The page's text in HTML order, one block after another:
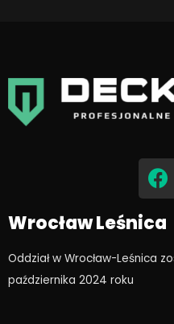
F
a
c
e
b
o
Wrocław Leśnica
Oddział w Wrocław-Leśnica
października 2024 roku​